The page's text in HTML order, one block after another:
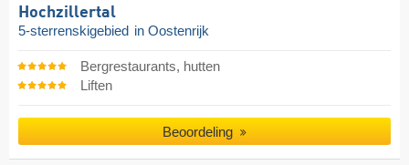
Hochzillertal
5-sterrenskigebied in Oostenrijk
Bergrestaurants, hutten
Liften
Beoordeling